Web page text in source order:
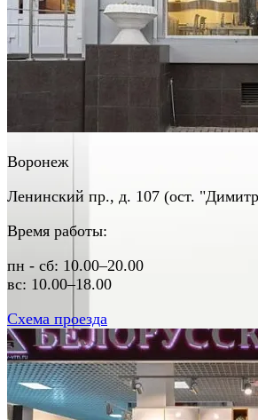
Воронеж
Ленинский пр., д. 107 (ост.
Время работы:
пн - сб: 10.00–20.00
вс: 10.00–18.00
Схема проезда